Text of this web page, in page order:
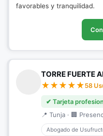
favorables y tranquilidad.
TORRE FUERTE
58
✔ Tarjeta
📍 Tunja · 🏢
Abogado de